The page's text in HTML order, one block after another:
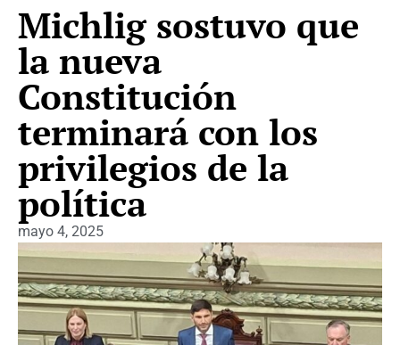
Michlig sostuvo que
la nueva
Constitución
terminará con los
privilegios de la
política
mayo 4, 2025